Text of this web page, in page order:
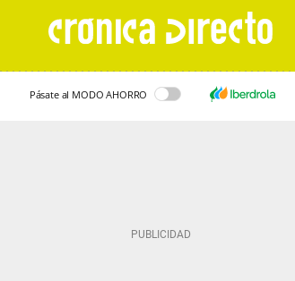
Pásate al MODO AHORRO